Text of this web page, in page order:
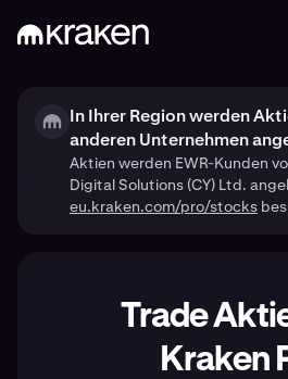
In Ihrer Region werden
anderen Unternehmen
Aktien werden EWR-Kunden
Digital Solutions (CY) Ltd.
eu.kraken.com/pro/stocks
Trade
Kraken